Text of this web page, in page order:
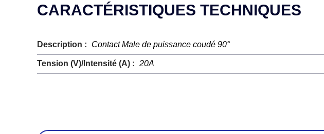
CARACTÉRISTIQUES TECHNIQUES
Description : Contact Male de puissance coudé 90°
Tension (V)/Intensité (A) : 20A